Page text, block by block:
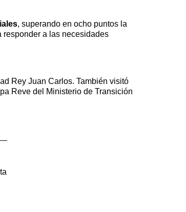
, superando en ocho puntos la
responder a las necesidades
Rey Juan Carlos. También visitó
Reve del Ministerio de Transición